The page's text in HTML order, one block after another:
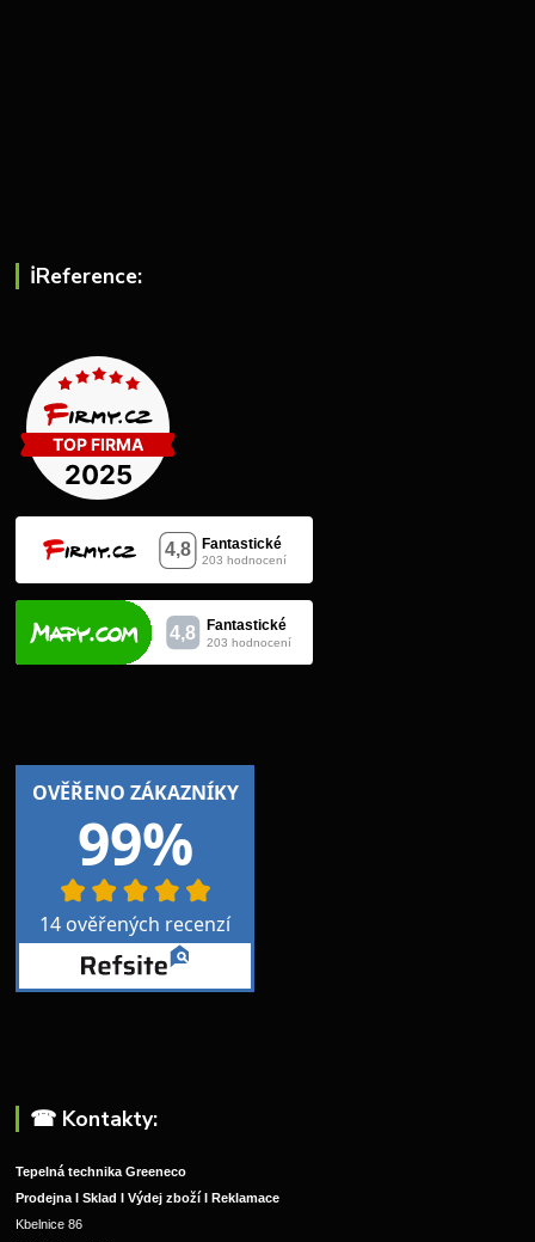
ℹ︎Reference:
☎︎ Kontakty:
Tepelná technika Greeneco
Prodejna I Sklad I Výdej zboží I Reklamace
Kbelnice 86